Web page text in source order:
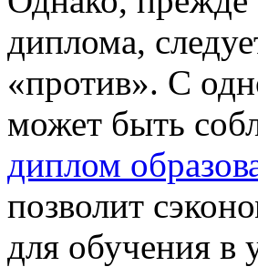
диплома,
«против». С
может быть
диплом
позволит
для обучения в